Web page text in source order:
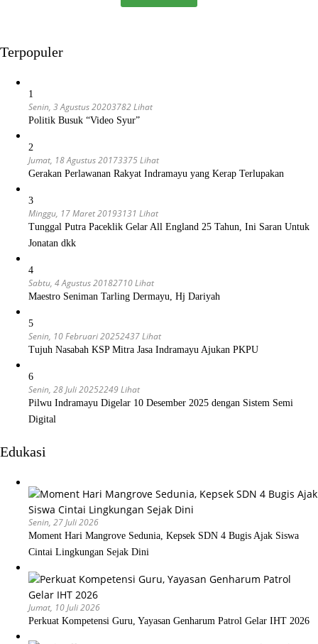
Terpopuler
1
Senin, 3 Agustus 20203782 Lihat
Politik Busuk “Video Syur”
2
Jumat, 18 Agustus 20173375 Lihat
Gerakan Perlawanan Rakyat Indramayu yang Kerap Terlupakan
3
Minggu, 17 Maret 20193131 Lihat
Tunggal Putra Paceklik Gelar All England 25 Tahun, Ini Saran Untuk
Jonatan dkk
4
Sabtu, 4 Agustus 20182710 Lihat
Maestro Seniman Tarling Dermayu, Hj Dariyah
5
Senin, 10 Februari 20252437 Lihat
Tujuh Nasabah KSP Mitra Jasa Indramayu Ajukan PKPU
6
Senin, 28 Juli 20252249 Lihat
Pilwu Indramayu Digelar 10 Desember 2025 dengan Sistem Semi
Digital
Edukasi
Senin, 27 Juli 2026
Moment Hari Mangrove Sedunia, Kepsek SDN 4 Bugis Ajak Siswa
Cintai Lingkungan Sejak Dini
Jumat, 10 Juli 2026
Perkuat Kompetensi Guru, Yayasan Genharum Patrol Gelar IHT 2026